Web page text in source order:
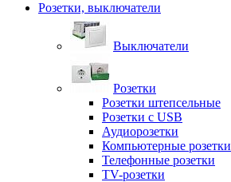
Розетки, выключатели
Выключатели
Розетки
Розетки штепсельные
Розетки с USB
Аудиорозетки
Компьютерные розетки
Телефонные розетки
TV-розетки